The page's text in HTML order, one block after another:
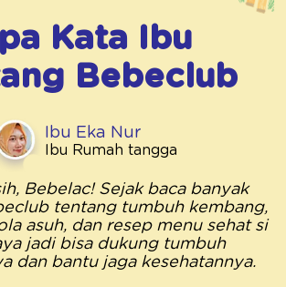
Kata Ibu
Bebeclub
Ibu Eka Nur
Ibu Rumah tangga
Bebelac! Sejak baca banyak
tentang tumbuh kembang,
asuh, dan resep menu sehat si
jadi bisa dukung tumbuh
dan bantu jaga kesehatannya.